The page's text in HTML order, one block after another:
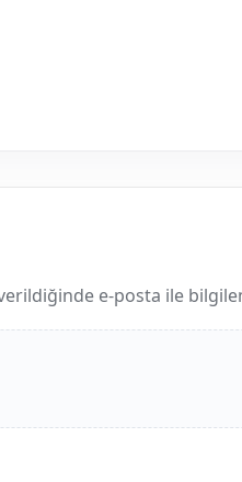
e-posta ile